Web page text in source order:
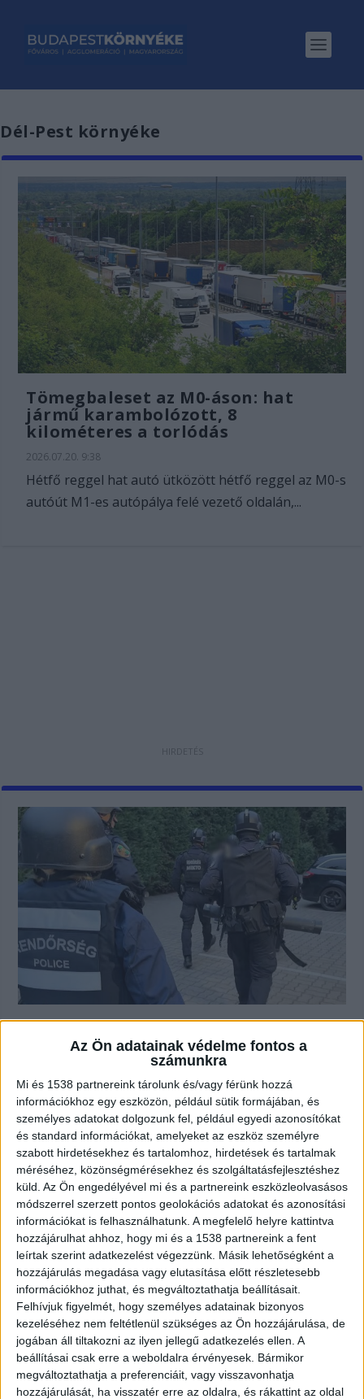
Az Ön adatainak védelme fontos a
számunkra
Mi és 1538 partnereink tárolunk és/vagy férünk hozzá
információkhoz egy eszközön, például sütik formájában, és
személyes adatokat dolgozunk fel, például egyedi azonosítókat
és standard információkat, amelyeket az eszköz személyre
szabott hirdetésekhez és tartalomhoz, hirdetések és tartalmak
méréséhez, közönségmérésekhez és szolgáltatásfejlesztéshez
küld. Az Ön engedélyével mi és a partnereink eszközleolvasásos
módszerrel szerzett pontos geolokációs adatokat és azonosítási
információkat is felhasználhatunk. A megfelelő helyre kattintva
hozzájárulhat ahhoz, hogy mi és a 1538 partnereink a fent
leírtak szerint adatkezelést végezzünk. Másik lehetőségként a
hozzájárulás megadása vagy elutasítása előtt részletesebb
információkhoz juthat, és megváltoztathatja beállításait.
Felhívjuk figyelmét, hogy személyes adatainak bizonyos
kezeléséhez nem feltétlenül szükséges az Ön hozzájárulása, de
jogában áll tiltakozni az ilyen jellegű adatkezelés ellen. A
beállításai csak erre a weboldalra érvényesek. Bármikor
megváltoztathatja a preferenciáit, vagy visszavonhatja
hozzájárulását, ha visszatér erre az oldalra, és rákattint az oldal
Dél-Pest környéke
Tömegbaleset az M0-áson: hat
jármű karambolózott, 8
kilométeres a torlódás
2026.07.20. 9:38
Hétfő reggel hat autó ütközött hétfő reggel az M0-s
autóút M1-es autópálya felé vezető oldalán,...
Csaló duguláselhárító bandát
kapcsoltak le a pesti
agglomerációban, nagyüzemben
vertek át mindenkit aztán
megérkeztek a rendőrök
2026.07.14. 14:18
Agglomerációs razziasorozat keretében számolták
fel a Pest Vármegyei Rendőr-főkapitányság
nyomozói...